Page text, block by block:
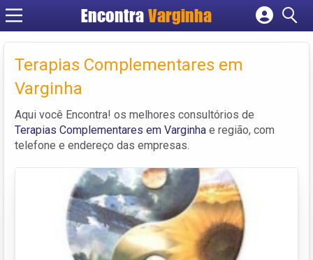
EncontraVarginha
Cadastrar empresa
Criar conta
Terapias Complementares em
Varginha
Aqui você Encontra! os melhores consultórios de
Terapias Complementares em Varginha e região, com
telefone e endereço das empresas.